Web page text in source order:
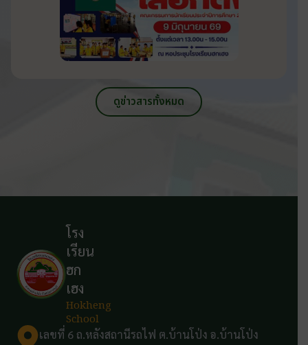
ดูข่าวสารทั้งหมด
โรง
เรียน
ฮก
เฮง
Hokheng
School
เลขที่ 6 ถ.หลังสถานีรถไฟ ต.บ้านโป่ง อ.บ้านโป่ง